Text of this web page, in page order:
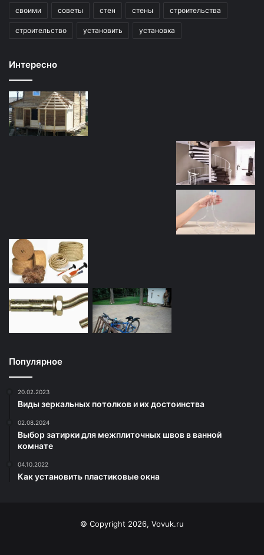
своими советы стен стены строительства
строительство установить установка
Интересно
Популярное
20.02.2023
Виды зеркальных потолков и их достоинства
02.08.2024
Выбор затирки для межплиточных швов в ванной
комнате
04.10.2022
Как установить пластиковые окна
© Copyright 2026, Vovuk.ru